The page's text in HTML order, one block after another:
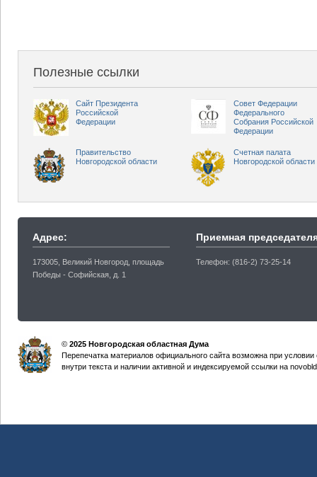
Полезные ссылки
Сайт Президента
Российской
Федерации
Совет Федерации
Федерального
Собрания Российской
Федерации
Правительство
Новгородской области
Счетная палата
Новгородской области
Адрес:
173005, Великий Новгород, площадь
Победы - Софийская, д. 1
Приемная
Телефон: (816-2) 73-25-14
© 2025 Новгородская областная Дума
Перепечатка материалов официального сайта возможна при
внутри текста и наличии активной и индексируемой ссылки на